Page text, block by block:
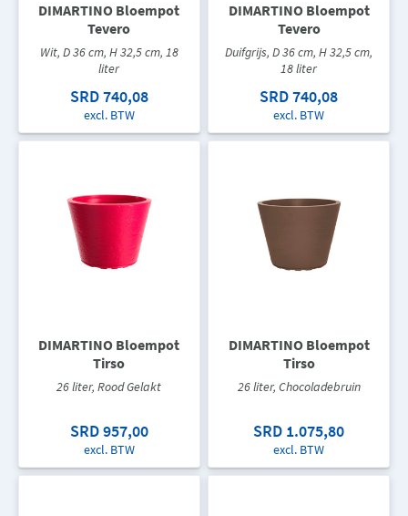
DIMARTINO Bloempot
Tevero
Wit, D 36 cm, H 32,5 cm, 18
liter
SRD 740,08
excl. BTW
DIMARTINO Bloempot
Tevero
Duifgrijs, D 36 cm, H 32,5 cm,
18 liter
SRD 740,08
excl. BTW
DIMARTINO Bloempot
Tirso
26 liter, Rood Gelakt
SRD 957,00
excl. BTW
DIMARTINO Bloempot
Tirso
26 liter, Chocoladebruin
SRD 1.075,80
excl. BTW